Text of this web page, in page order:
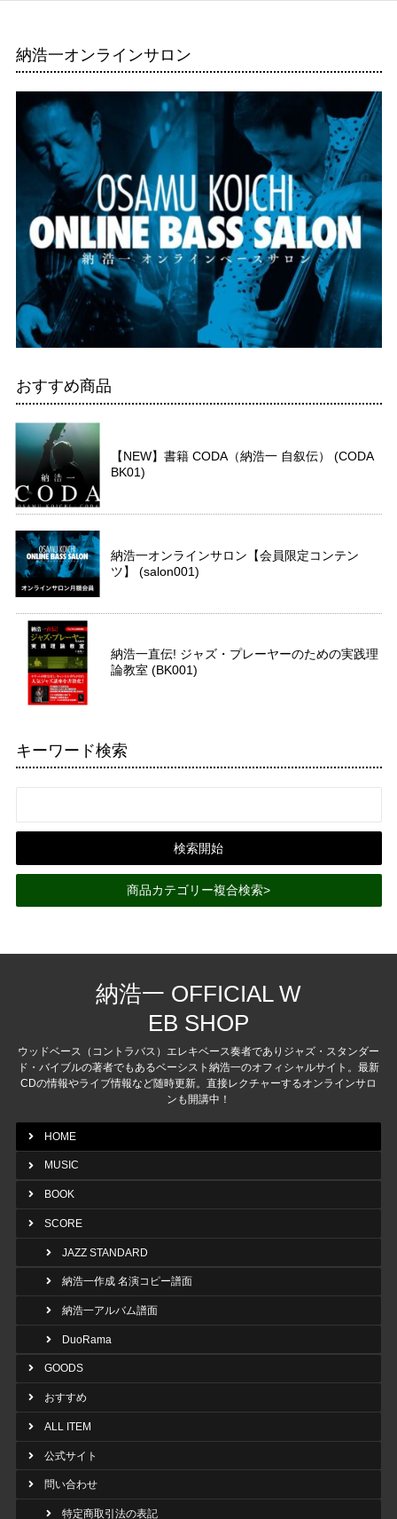
納浩一オンラインサロン
おすすめ商品
【NEW】書籍 CODA（納浩一 自叙伝） (CODA
BK01)
納浩一オンラインサロン【会員限定コンテン
ツ】 (salon001)
納浩一直伝! ジャズ・プレーヤーのための実践理
論教室 (BK001)
キーワード検索
商品カテゴリー複合検索>
納浩一 OFFICIAL W
EB SHOP
ウッドベース（コントラバス）エレキベース奏者でありジャズ・スタンダー
ド・バイブルの著者でもあるベーシスト納浩一のオフィシャルサイト。最新
CDの情報やライブ情報など随時更新。直接レクチャーするオンラインサロ
ンも開講中！
HOME
MUSIC
BOOK
SCORE
JAZZ STANDARD
納浩一作成 名演コピー譜面
納浩一アルバム譜面
DuoRama
GOODS
おすすめ
ALL ITEM
公式サイト
問い合わせ
特定商取引法の表記